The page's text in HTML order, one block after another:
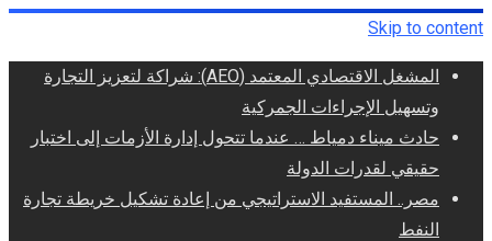
Skip to content
المشغل الاقتصادي المعتمد (AEO): شراكة لتعزيز التجارة
وتسهيل الإجراءات الجمركية
حادث ميناء دمياط … عندما تتحول إدارة الأزمات إلى اختبار
حقيقي لقدرات الدولة
مصر.. المستفيد الاستراتيجي من إعادة تشكيل خريطة تجارة
النفط